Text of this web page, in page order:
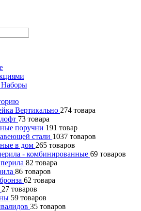
Наборы
Вертикально 274 товара
73 товара
поручни 191 товар
стали 1037 товаров
в дом 265 товаров
- комбинированные 69 товаров
82 товара
86 товаров
62 товара
27 товаров
59 товаров
35 товаров